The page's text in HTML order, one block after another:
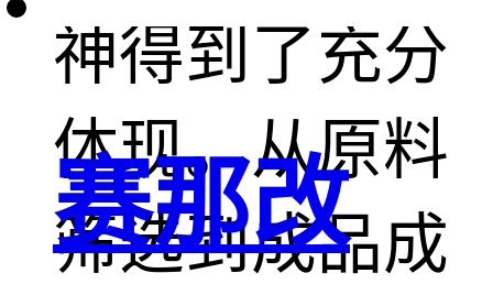
神得到了充分
体现。从原料
筛选到成品成
赛那改